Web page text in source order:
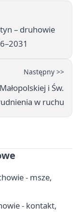
– druhowie
Następny >>
i Św.
w ruchu
- msze,
- kontakt,